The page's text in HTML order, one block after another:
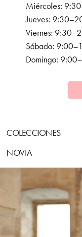
Miércoles:
Jueves:
Viernes:
Sábado:
Domingo:
COLECCIONES
NOVIA